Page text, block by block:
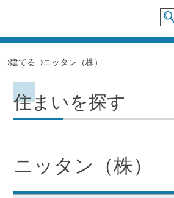
建てる ニッタン（株）
住まいを探す
ニッタン（株）